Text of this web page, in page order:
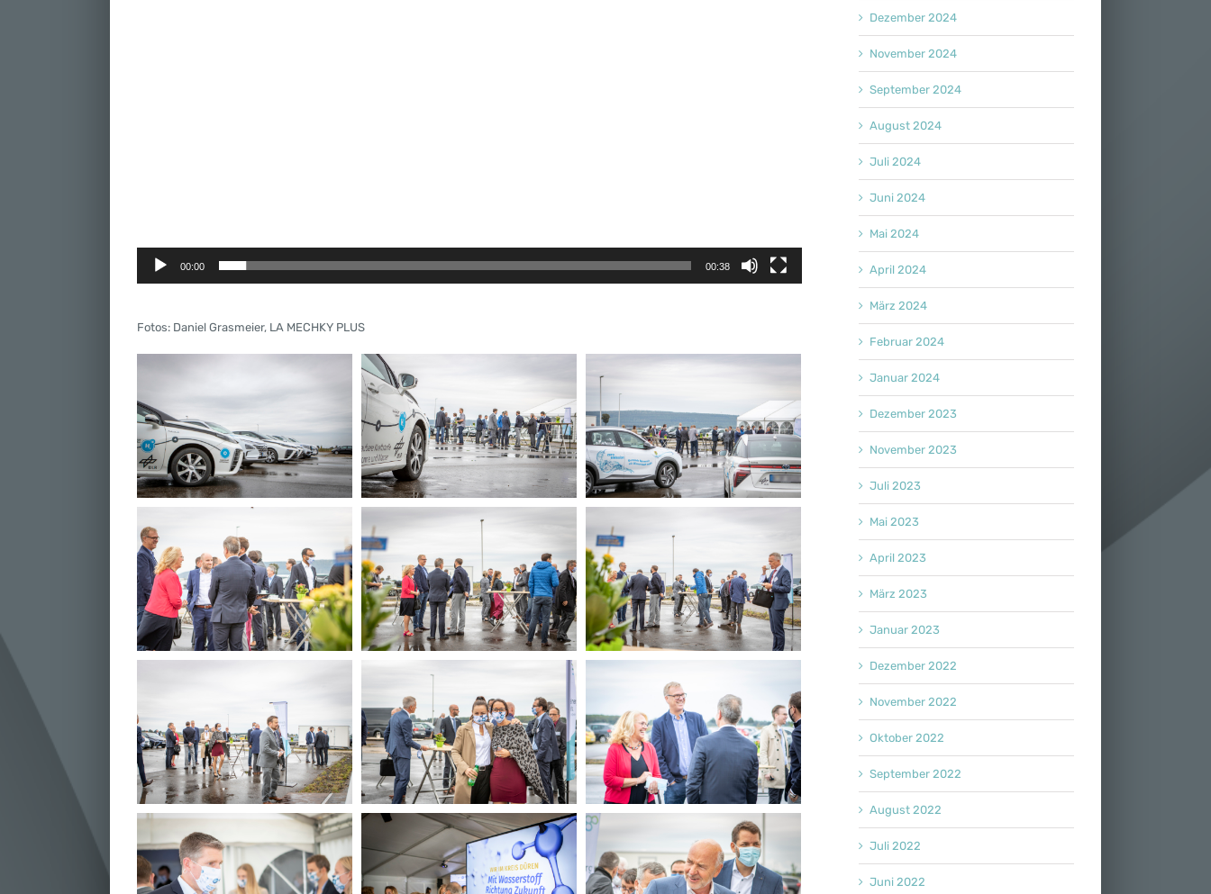
00:00 00:38
Fotos: Daniel Grasmeier, LA MECHKY PLUS
Dezember 2024
November 2024
September 2024
August 2024
Juli 2024
Juni 2024
Mai 2024
April 2024
März 2024
Februar 2024
Januar 2024
Dezember 2023
November 2023
Juli 2023
Mai 2023
April 2023
März 2023
Januar 2023
Dezember 2022
November 2022
Oktober 2022
September 2022
August 2022
Juli 2022
Juni 2022